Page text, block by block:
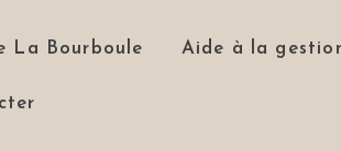
La Bourboule Aide à la